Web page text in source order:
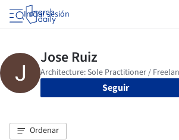
Iniciar sesión
Seguir
Ordenar